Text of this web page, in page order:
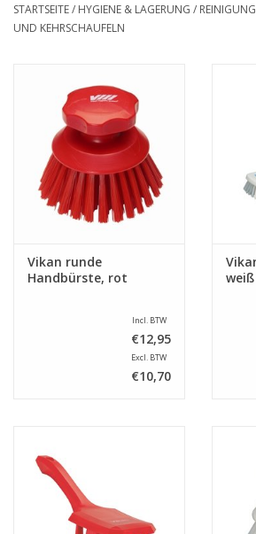
Rohstoffe & Präsentation
Aktionen
STARTSEITE/ HYGIENE & LAGERUNG /
UND KEHRSCHAUFELN
Vikan runde
Handbürste, rot
Incl. BTW
€12,95
Excl. BTW
€10,70
weiß